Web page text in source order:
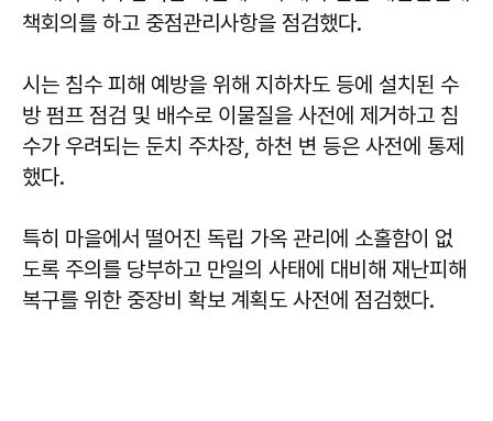
책회의를 하고 중점관리사항을 점검했다.
시는 침수 피해 예방을 위해 지하차도 등에 설치된 수
방 펌프 점검 및 배수로 이물질을 사전에 제거하고 침
수가 우려되는 둔치 주차장, 하천 변 등은 사전에 통제
했다.
특히 마을에서 떨어진 독립 가옥 관리에 소홀함이 없
도록 주의를 당부하고 만일의 사태에 대비해 재난피해
복구를 위한 중장비 확보 계획도 사전에 점검했다.